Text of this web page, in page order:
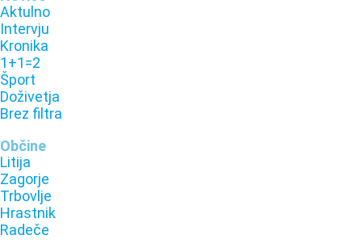
Aktulno
Intervju
Kronika
1+1=2
Šport
Doživetja
Brez filtra
Občine
Litija
Zagorje
Trbovlje
Hrastnik
Radeče